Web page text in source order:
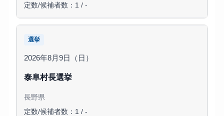
定数/候補者数：1 / -
選挙
2026年8月9日（日）
泰阜村長選挙
長野県
定数/候補者数：1 / -